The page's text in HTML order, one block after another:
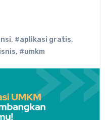
, #aplikasi gratis,
, #umkm